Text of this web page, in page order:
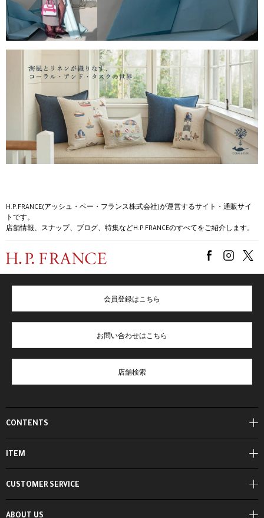
H.P.FRANCE(アッシュ・ペー・フランス株式会社)が運営するサイト・通販サイ
トです。
店舗情報、スナップ、ブログ、特集などH.P.FRANCEのすべてをご紹介します。
CONTENTS
ITEM
ABOUT US
会員登録はこちら
お問い合わせはこちら
店舗検索
CUSTOMER SERVICE